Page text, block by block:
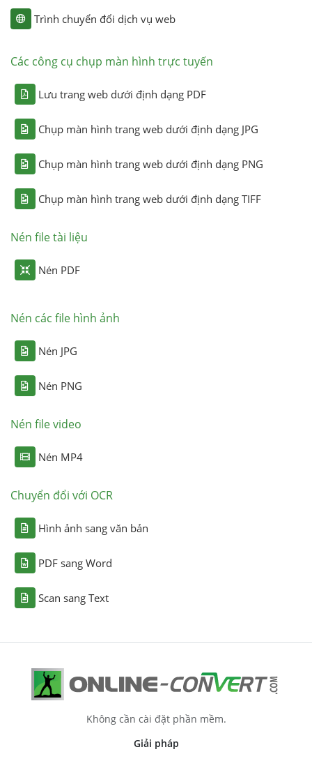
Trình chuyển đổi dịch vụ web
Các công cụ chụp màn hình trực tuyến
Lưu trang web dưới định dạng PDF
Chụp màn hình trang web dưới định dạng JPG
Chụp màn hình trang web dưới định dạng PNG
Chụp màn hình trang web dưới định dạng TIFF
Nén file tài liệu
Nén PDF
Nén các file hình ảnh
Nén JPG
Nén PNG
Nén file video
Nén MP4
Chuyển đổi với OCR
Hình ảnh sang văn bản
PDF sang Word
Scan sang Text
Không cần cài đặt phần mềm.
Giải pháp